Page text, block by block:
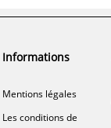
Informations
Mentions légales
Les conditions de